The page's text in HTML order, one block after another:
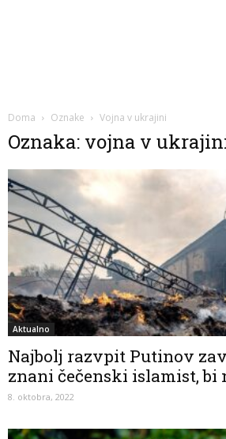
Doma Oznake Vojna v ukrajini
Oznaka: vojna v
Aktualno
Najbolj razvpit Putinov
znani čečenski islamist, bi
8. oktobra, 2022